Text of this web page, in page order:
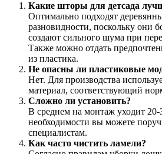
Какие шторы для детсада
Оптимально подходят
разновидности, поскольку они
создают сильного шума при
Также можно отдать
из пластика.
Не опасны ли пластиковые
Нет. Для производства
материал, соответствующий
Сложно ли установить?
В среднем на монтаж уходит
необходимости вы можете
специалистам.
Как часто чистить ламели?